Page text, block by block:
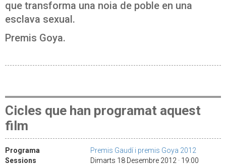
que transforma una noia de poble en una
esclava sexual.
Premis Goya.
Cicles que han programat aquest
film
Programa
Premis Gaudí i premis Goya 2012
Sessions
Dimarts 18 Desembre 2012 · 19:00